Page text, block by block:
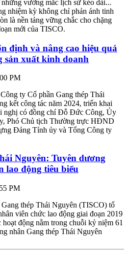
vướng mắc lịch sử kéo dài...
nhiệm kỳ không chỉ phản ánh tinh
là nền tảng vững chắc cho chặng
mới của TISCO.
định và nâng cao hiệu quả
sản xuất kinh doanh
PM
ty Cổ phần Gang thép Thái
kết công tác năm 2024, triển khai
nghị có đồng chí Đỗ Đức Công, Ủy
Phó Chủ tịch Thường trực HĐND
Đảng Tỉnh ủy và Tổng Công ty
Nguyên: Tuyên dương
lao động tiêu biểu
PM
thép Thái Nguyên (TISCO) tổ
viên chức lao động giai đoạn 2019
động nằm trong chuỗi kỷ niệm 61
nhân Gang thép Thái Nguyên